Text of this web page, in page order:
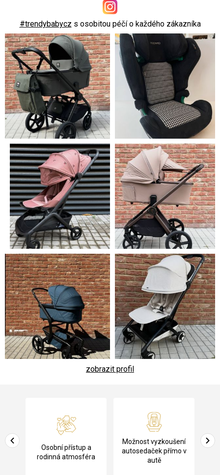
#trendybabycz s osobitou péčí o každého zákazníka
zobrazit profil
a
Osobní přístup a
rodinná atmosféra
Možnost vyzkoušení
autosedaček přímo v
autě